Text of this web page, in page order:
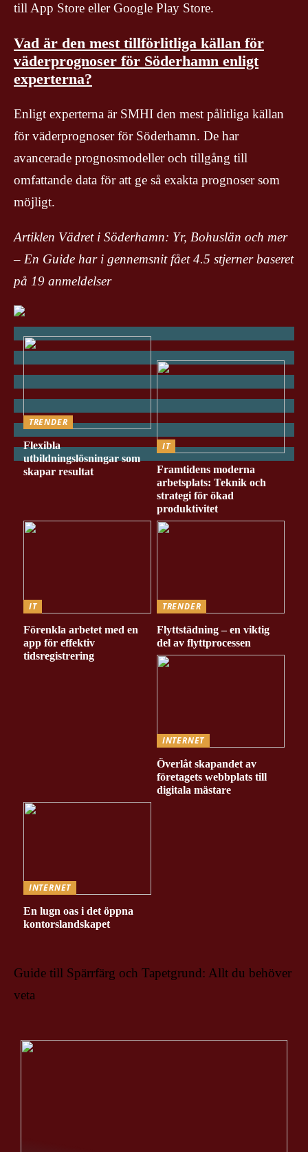
till App Store eller Google Play Store.
Vad är den mest tillförlitliga källan för
väderprognoser för Söderhamn enligt
experterna?
Enligt experterna är SMHI den mest pålitliga källan
för väderprognoser för Söderhamn. De har
avancerade prognosmodeller och tillgång till
omfattande data för att ge så exakta prognoser som
möjligt.
Artiklen Vädret i Söderhamn: Yr, Bohuslän och mer
– En Guide har i gennemsnit fået4.5 stjerner baseret
på 19 anmeldelser
TRENDER
Flexibla
utbildningslösningar som
skapar resultat
IT
Framtidens moderna
arbetsplats: Teknik och
strategi för ökad
produktivitet
IT
Förenkla arbetet med en
app för effektiv
tidsregistrering
TRENDER
Flyttstädning – en viktig
del av flyttprocessen
INTERNET
Överlåt skapandet av
företagets webbplats till
digitala mästare
INTERNET
En lugn oas i det öppna
kontorslandskapet
Guide till Spärrfärg och Tapetgrund: Allt du behöver
veta